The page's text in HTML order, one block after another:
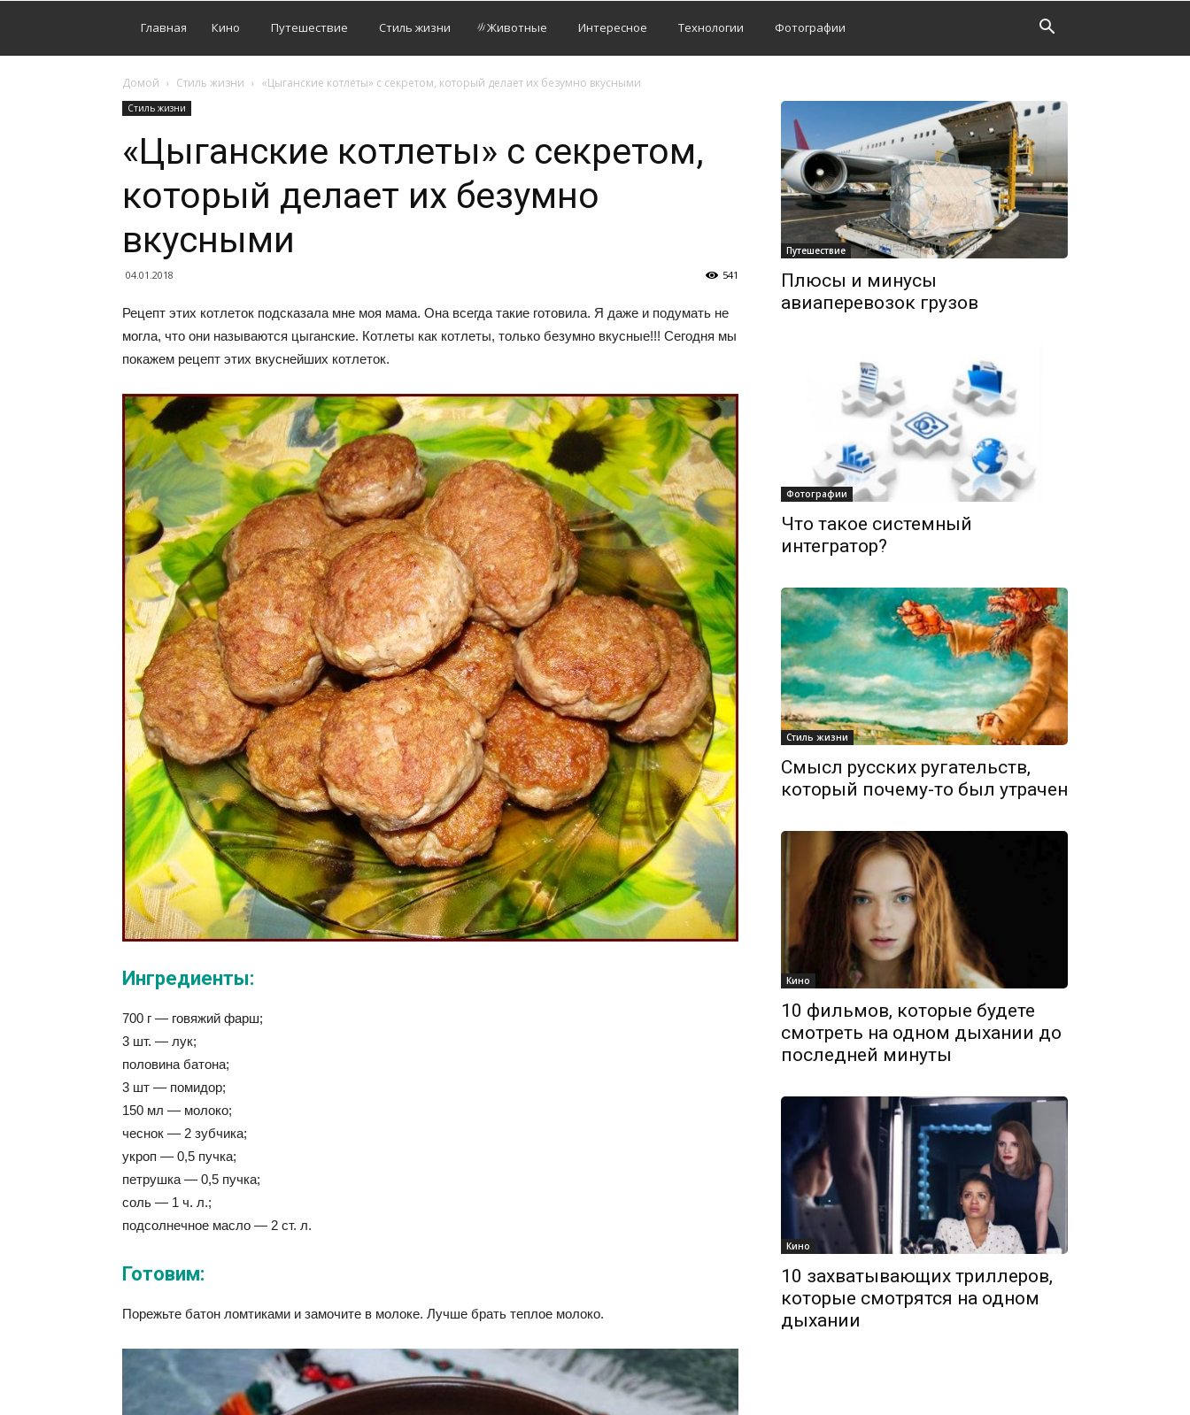
Главная Кино Путешествие Стиль жизни Животные Интересное Технологии Фотографии
Домой Стиль жизни «Цыганские котлеты» с секретом, который делает их безумно вкусными
Стиль жизни
«Цыганские котлеты» с секретом,
который делает их безумно
вкусными
04.01.2018 541
Рецепт этих котлеток подсказала мне моя мама. Она всегда такие готовила. Я даже и подумать не
могла, что они называются цыганские. Котлеты как котлеты, только безумно вкусные!!! Сегодня мы
покажем рецепт этих вкуснейших котлеток.
Ингредиенты:
700 г — говяжий фарш;
3 шт. — лук;
половина батона;
3 шт — помидор;
150 мл — молоко;
чеснок — 2 зубчика;
укроп — 0,5 пучка;
петрушка — 0,5 пучка;
соль — 1 ч. л.;
подсолнечное масло — 2 ст. л.
Готовим:
Порежьте батон ломтиками и замочите в молоке. Лучше брать теплое молоко.
Путешествие
Плюсы и минусы
авиаперевозок грузов
Фотографии
Что такое системный
интегратор?
Стиль жизни
Смысл русских ругательств,
который почему-то был утрачен
Кино
10 фильмов, которые будете
смотреть на одном дыхании до
последней минуты
Кино
10 захватывающих триллеров,
которые смотрятся на одном
дыхании